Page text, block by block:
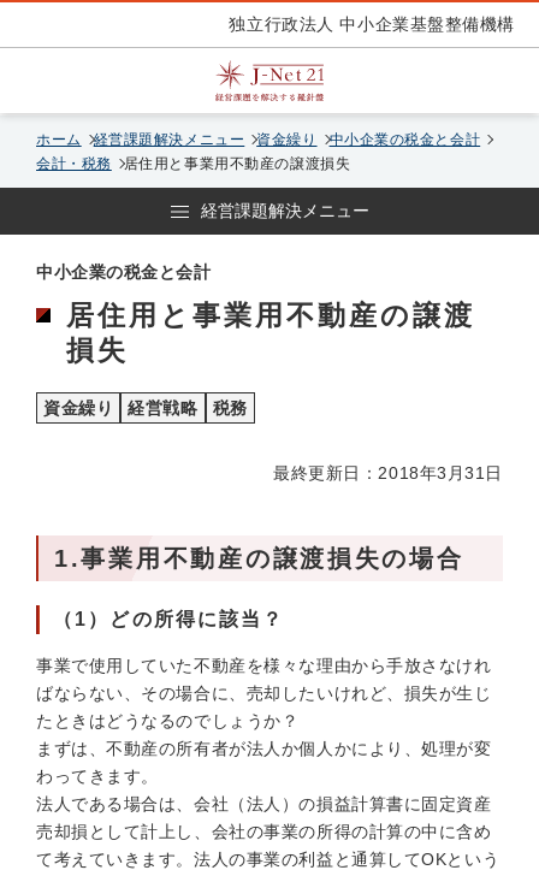
独立行政法人 中小企業基盤整備機構
ホーム 経営課題解決メニュー 資金繰り
中小企業の税金と会計
会計・税務
居住用と事業用不動産の譲渡損失
経営課題解決メニュー
中小企業の税金と会計
居住用と事業用不動産の譲渡
損失
資金繰り 経営戦略 税務
最終更新日：2018年3月31日
1.事業用不動産の譲渡損失の場合
（1）どの所得に該当？
事業で使用していた不動産を様々な理由から手放さなけれ
ばならない、その場合に、売却したいけれど、損失が生じ
たときはどうなるのでしょうか？
まずは、不動産の所有者が法人か個人かにより、処理が変
わってきます。
法人である場合は、会社（法人）の損益計算書に固定資産
売却損として計上し、会社の事業の所得の計算の中に含め
て考えていきます。法人の事業の利益と通算してOKという